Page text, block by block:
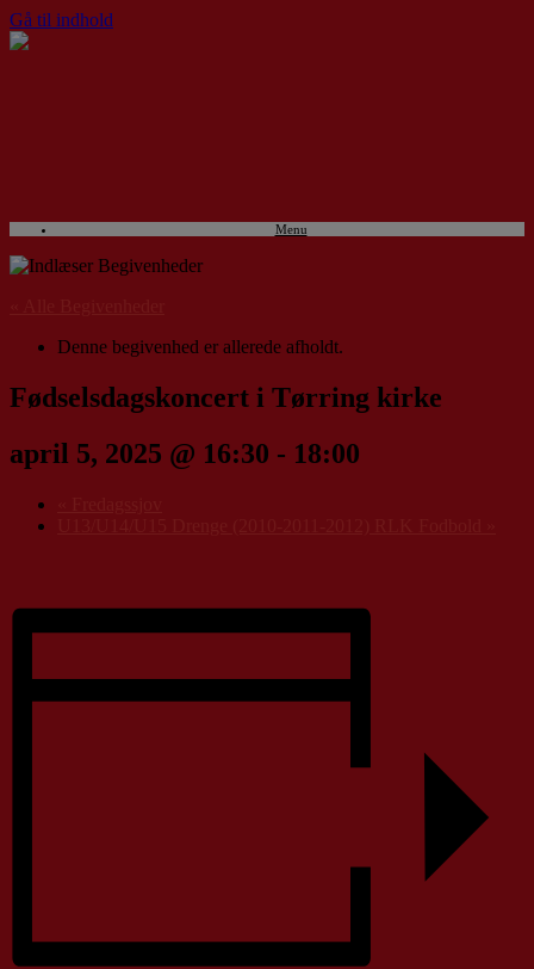
Gå til indhold
Menu
Denne begivenhed er allerede afholdt.
Fødselsdagskoncert i Tørring kirke
april 5, 2025 @ 16:30 - 18:00